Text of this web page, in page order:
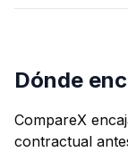
Dónde
CompareX
contractual